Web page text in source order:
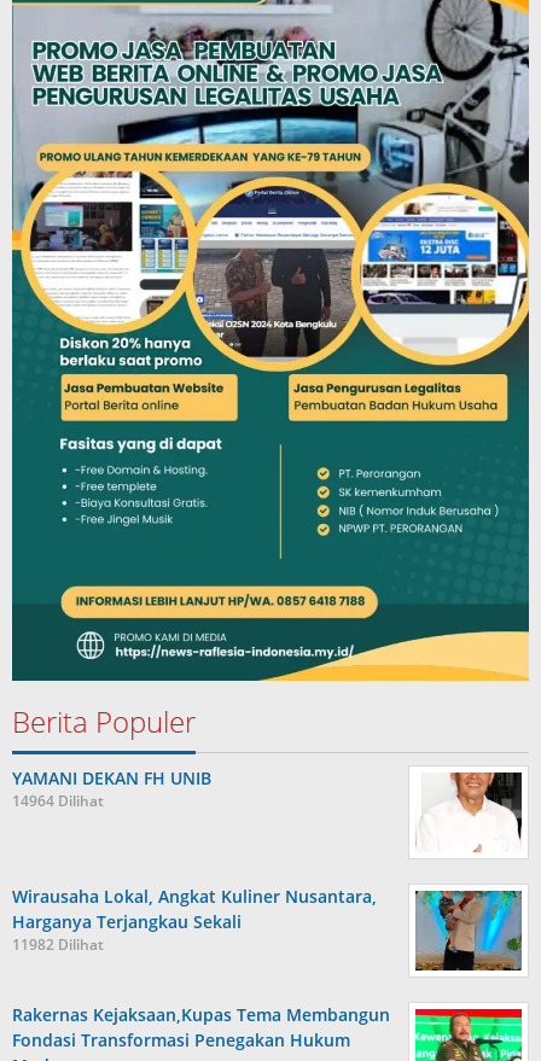
Berita Populer
YAMANI DEKAN FH UNIB
14964 Dilihat
Wirausaha Lokal, Angkat Kuliner Nusantara,
Harganya Terjangkau Sekali
11982 Dilihat
Rakernas Kejaksaan,Kupas Tema Membangun
Fondasi Transformasi Penegakan Hukum